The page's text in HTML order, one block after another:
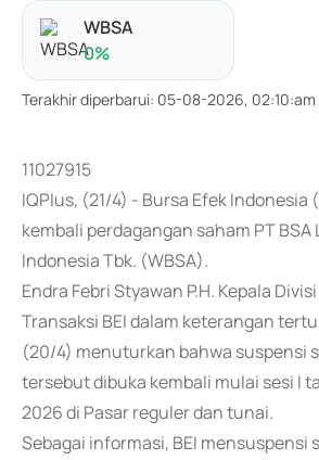
WBSA
0%
Terakhir diperbarui: 05-08-2026, 02:10:am
11027915
IQPlus, (21/4) - Bursa Efek Indonesia
kembali perdagangan saham PT BSA
Indonesia Tbk. (WBSA).
Endra Febri Styawan P.H. Kepala
Transaksi BEI dalam keterangan
(20/4) menuturkan bahwa suspensi
tersebut dibuka kembali mulai sesi I
2026 di Pasar reguler dan tunai.
Sebagai informasi, BEI mensuspensi